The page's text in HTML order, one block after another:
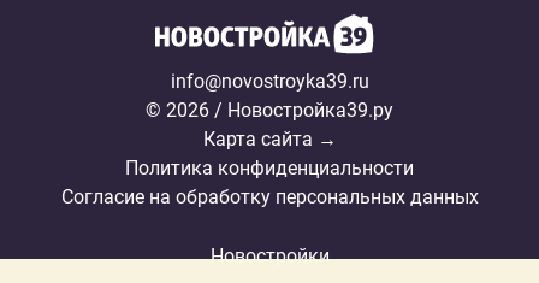
info@novostroyka39.ru
© 2026 / Новостройка39.ру
Карта сайта →
Политика конфиденциальности
Согласие на обработку персональных данных
Новостройки